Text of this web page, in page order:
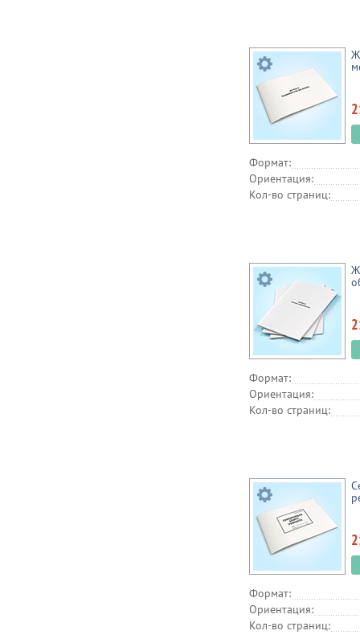
Формат:
Ориентация:
Кол-во страниц:
Формат:
Ориентация:
Кол-во страниц:
Формат:
Ориентация:
Кол-во страниц: